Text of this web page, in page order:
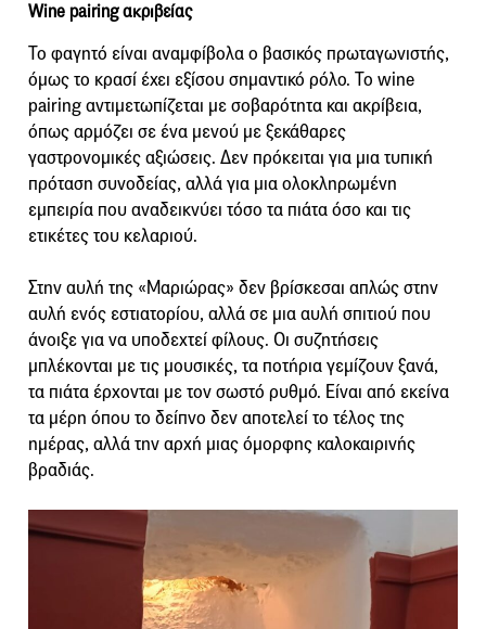
Wine pairing ακριβείας
Το φαγητό είναι αναμφίβολα ο βασικός πρωταγωνιστής,
όμως το κρασί έχει εξίσου σημαντικό ρόλο. Το wine
pairing αντιμετωπίζεται με σοβαρότητα και ακρίβεια,
όπως αρμόζει σε ένα μενού με ξεκάθαρες
γαστρονομικές αξιώσεις. Δεν πρόκειται για μια τυπική
πρόταση συνοδείας, αλλά για μια ολοκληρωμένη
εμπειρία που αναδεικνύει τόσο τα πιάτα όσο και τις
ετικέτες του κελαριού.
Στην αυλή της «Μαριώρας» δεν βρίσκεσαι απλώς στην
αυλή ενός εστιατορίου, αλλά σε μια αυλή σπιτιού που
άνοιξε για να υποδεχτεί φίλους. Οι συζητήσεις
μπλέκονται με τις μουσικές, τα ποτήρια γεμίζουν ξανά,
τα πιάτα έρχονται με τον σωστό ρυθμό. Είναι από εκείνα
τα μέρη όπου το δείπνο δεν αποτελεί το τέλος της
ημέρας, αλλά την αρχή μιας όμορφης καλοκαιρινής
βραδιάς.